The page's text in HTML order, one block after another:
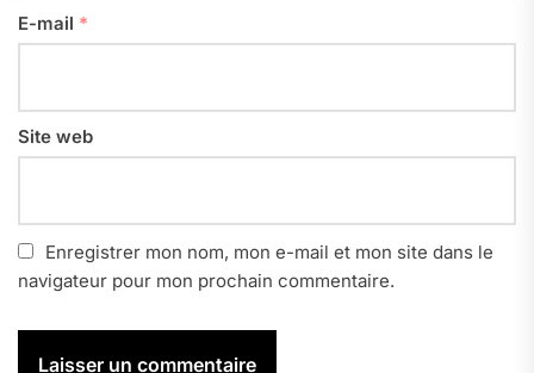
E-mail *
Site web
Enregistrer mon nom, mon e-mail et mon site dans le
navigateur pour mon prochain commentaire.